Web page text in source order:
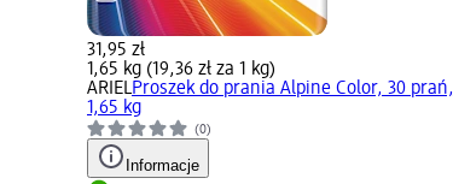
31,95 zł
1,65 kg (19,36 zł za 1 kg)
ARIELProszek do prania Alpine Color, 30 prań,
1,65 kg
(0)
Informacje